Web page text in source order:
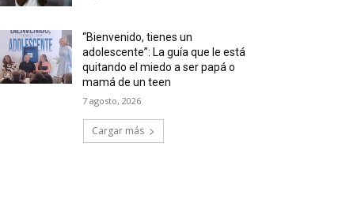
“Bienvenido, tienes un
adolescente”: La guía que le está
quitando el miedo a ser papá o
mamá de un teen
7 agosto, 2026
Cargar más